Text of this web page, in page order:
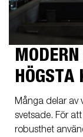
HÖGSTA
Många delar av
svetsade. För
robusthet